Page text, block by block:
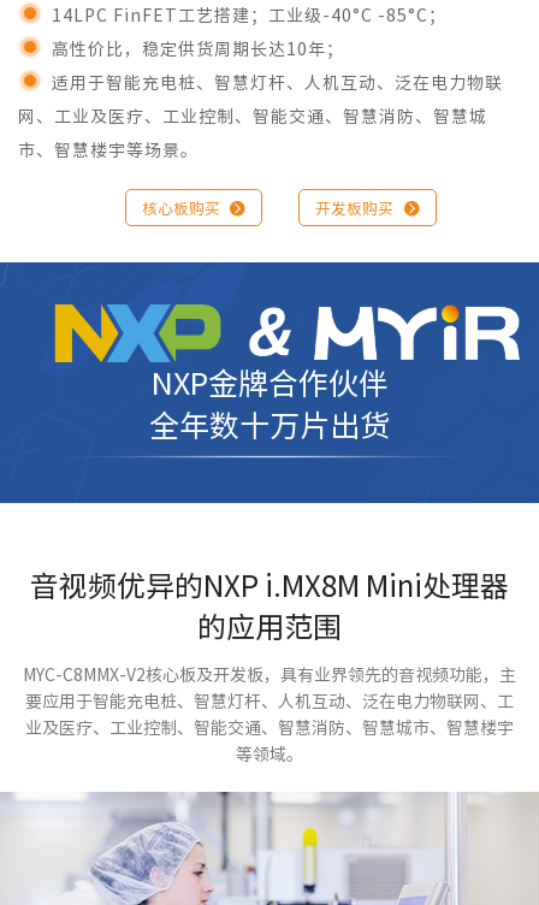
14LPC FinFET工艺搭建；工业级-40°C -85°C；
高性价比，稳定供货周期长达10年；
适用于智能充电桩、智慧灯杆、人机互动、泛在电力物联
网、工业及医疗、工业控制、智能交通、智慧消防、智慧城
市、智慧楼宇等场景。
核心板购买  开发板购买 
NXP金牌合作伙伴
全年数十万片出货
音视频优异的NXP i.MX8M Mini处理器
的应用范围
MYC-C8MMX-V2核心板及开发板，具有业界领先的音视频功能，主
要应用于智能充电桩、智慧灯杆、人机互动、泛在电力物联网、工
业及医疗、工业控制、智能交通、智慧消防、智慧城市、智慧楼宇
等领域。